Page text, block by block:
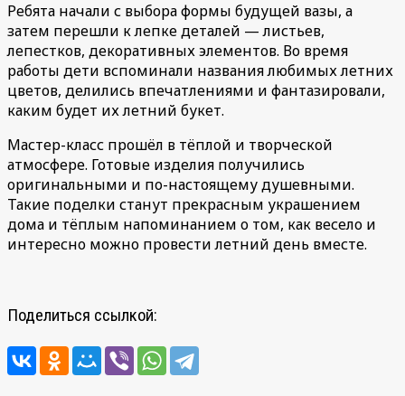
Ребята начали с выбора формы будущей вазы, а
затем перешли к лепке деталей — листьев,
лепестков, декоративных элементов. Во время
работы дети вспоминали названия любимых летних
цветов, делились впечатлениями и фантазировали,
каким будет их летний букет.
Мастер-класс прошёл в тёплой и творческой
атмосфере. Готовые изделия получились
оригинальными и по-настоящему душевными.
Такие поделки станут прекрасным украшением
дома и тёплым напоминанием о том, как весело и
интересно можно провести летний день вместе.
Поделиться ссылкой: